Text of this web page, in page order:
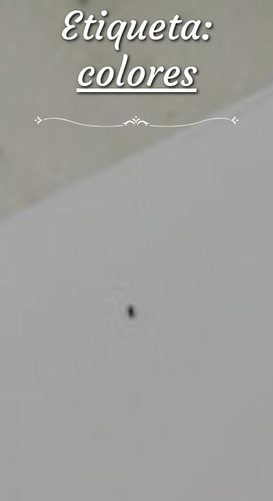
Etiqueta:
colores